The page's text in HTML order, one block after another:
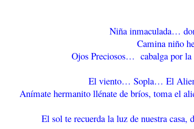
Niña inmaculada…
Camina niño
Ojos Preciosos… cabalga por
El viento… Sopla… El
Anímate hermanito llénate de bríos, toma el
El sol te recuerda la luz de nuestra